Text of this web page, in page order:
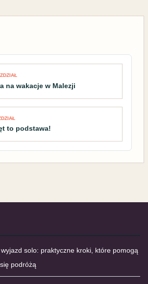
wpisu
na wakacje w Malezji
to podstawa!
solo: praktyczne kroki, które pomogą
podróżą